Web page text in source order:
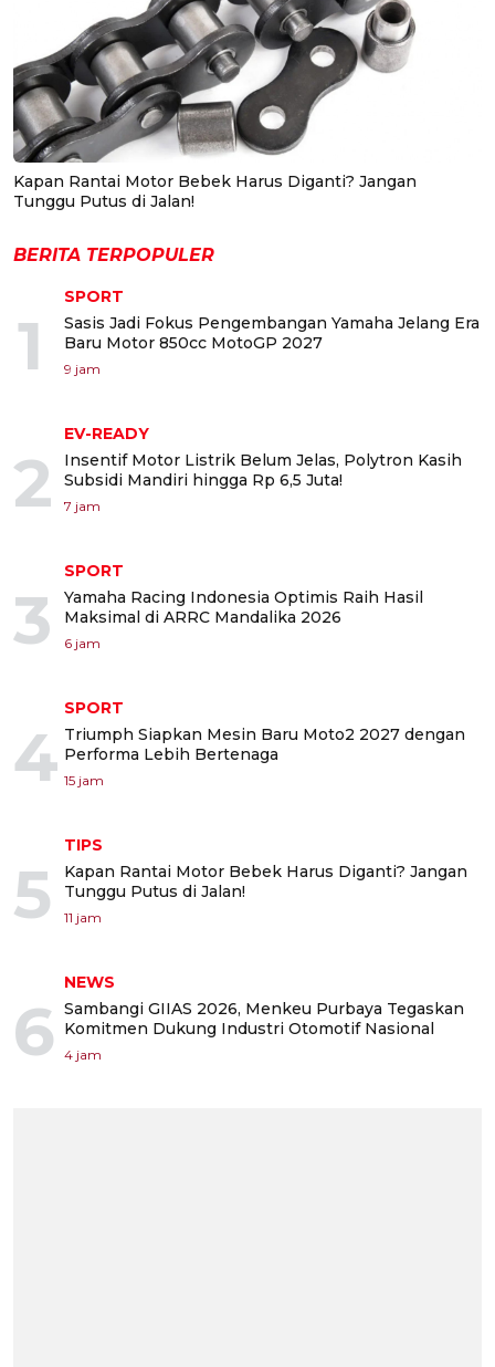
Kapan Rantai Motor Bebek Harus Diganti? Jangan
Tunggu Putus di Jalan!
BERITA TERPOPULER
1
SPORT
Sasis Jadi Fokus Pengembangan Yamaha Jelang Era
Baru Motor 850cc MotoGP 2027
9 jam
2
EV-READY
Insentif Motor Listrik Belum Jelas, Polytron Kasih
Subsidi Mandiri hingga Rp 6,5 Juta!
7 jam
3
SPORT
Yamaha Racing Indonesia Optimis Raih Hasil
Maksimal di ARRC Mandalika 2026
6 jam
4
SPORT
Triumph Siapkan Mesin Baru Moto2 2027 dengan
Performa Lebih Bertenaga
15 jam
5
TIPS
Kapan Rantai Motor Bebek Harus Diganti? Jangan
Tunggu Putus di Jalan!
11 jam
6
NEWS
Sambangi GIIAS 2026, Menkeu Purbaya Tegaskan
Komitmen Dukung Industri Otomotif Nasional
4 jam